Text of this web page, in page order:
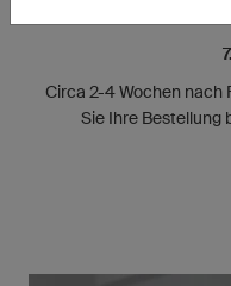
Circa 2-4 Wochen nach
Sie Ihre Bestellung